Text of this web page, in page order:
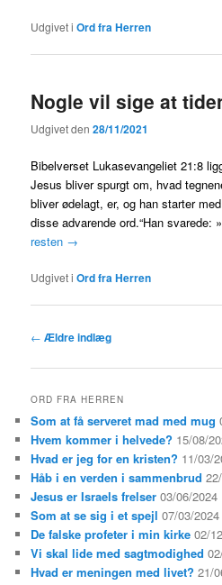
Udgivet i Ord fra Herren
Nogle vil sige at
Udgivet den28/11/2021
Bibelverset Lukasevangeliet 21:8
Jesus bliver spurgt om, hvad
bliver ødelagt, er, og han starter
disse advarende ord.“Han
resten →
Udgivet i Ord fra Herren
Indlægsnavigation
← Ældre indlæg
ORD FRA HERREN
Som at få serveret mad med mug
Hvem kommer i helvede? 15/08/
Hvad er jeg for en kristen? 11/03/
Håb i en verden i sammenbrud
Jesus er Israels frelser 03/06/2024
Som at se sig i et spejl 07/03/2024
De falske profeter i min kirke 02/
Vi skal lide med sagtmodighed
Hvad er meningen med livet? 21/